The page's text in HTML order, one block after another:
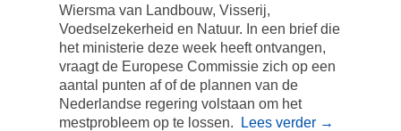
Wiersma van Landbouw, Visserij,
Voedselzekerheid en Natuur. In een brief die
het ministerie deze week heeft ontvangen,
vraagt de Europese Commissie zich op een
aantal punten af of de plannen van de
Nederlandse regering volstaan om het
mestprobleem op te lossen.
Lees verder →